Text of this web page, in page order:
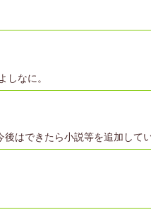
なに。
はできたら小説等を追加して